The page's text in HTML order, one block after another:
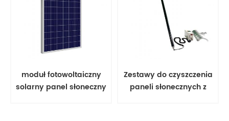
moduł fotowoltaiczny
solarny panel słoneczny
Zestawy do czyszczenia
paneli słonecznych z